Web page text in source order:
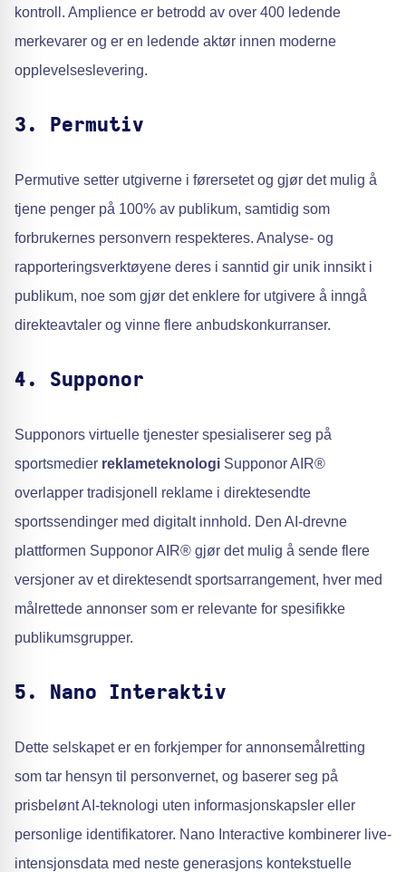
kontroll. Amplience er betrodd av over 400 ledende
merkevarer og er en ledende aktør innen moderne
opplevelseslevering.
3. Permutiv
Permutive setter utgiverne i førersetet og gjør det mulig å
tjene penger på 100% av publikum, samtidig som
forbrukernes personvern respekteres. Analyse- og
rapporteringsverktøyene deres i sanntid gir unik innsikt i
publikum, noe som gjør det enklere for utgivere å inngå
direkteavtaler og vinne flere anbudskonkurranser.
4. Supponor
Supponors virtuelle tjenester spesialiserer seg på
sportsmedier reklameteknologi Supponor AIR®
overlapper tradisjonell reklame i direktesendte
sportssendinger med digitalt innhold. Den AI-drevne
plattformen Supponor AIR® gjør det mulig å sende flere
versjoner av et direktesendt sportsarrangement, hver med
målrettede annonser som er relevante for spesifikke
publikumsgrupper.
5. Nano Interaktiv
Dette selskapet er en forkjemper for annonsemålretting
som tar hensyn til personvernet, og baserer seg på
prisbelønt AI-teknologi uten informasjonskapsler eller
personlige identifikatorer. Nano Interactive kombinerer live-
intensjonsdata med neste generasjons kontekstuelle